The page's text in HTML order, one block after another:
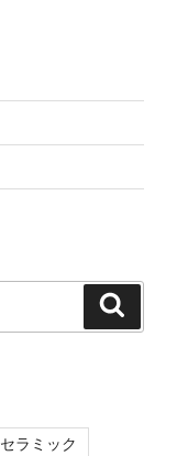
セラミック